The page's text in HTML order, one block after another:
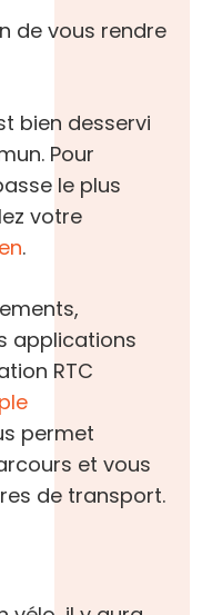
de vous rendre
bien desservi
Pour
le plus
votre
.
applications
RTC
permet
et vous
de transport.